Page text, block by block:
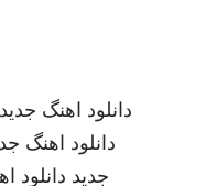
دانلود اهنگ جدید
دانلود اهنگ
جدید دانلود